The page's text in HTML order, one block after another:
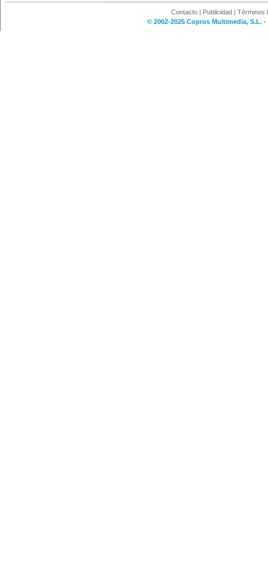
Contacto | Publicidad | Términos
© 2002-2025 Copros Multimedia, S.L.